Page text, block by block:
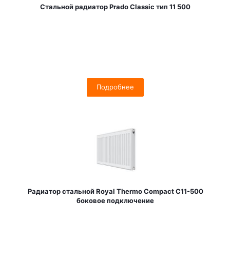
Стальной радиатор Prado Classic тип 11 500
Подробнее
Радиатор стальной Royal Thermo Compact C11-500
боковое подключение